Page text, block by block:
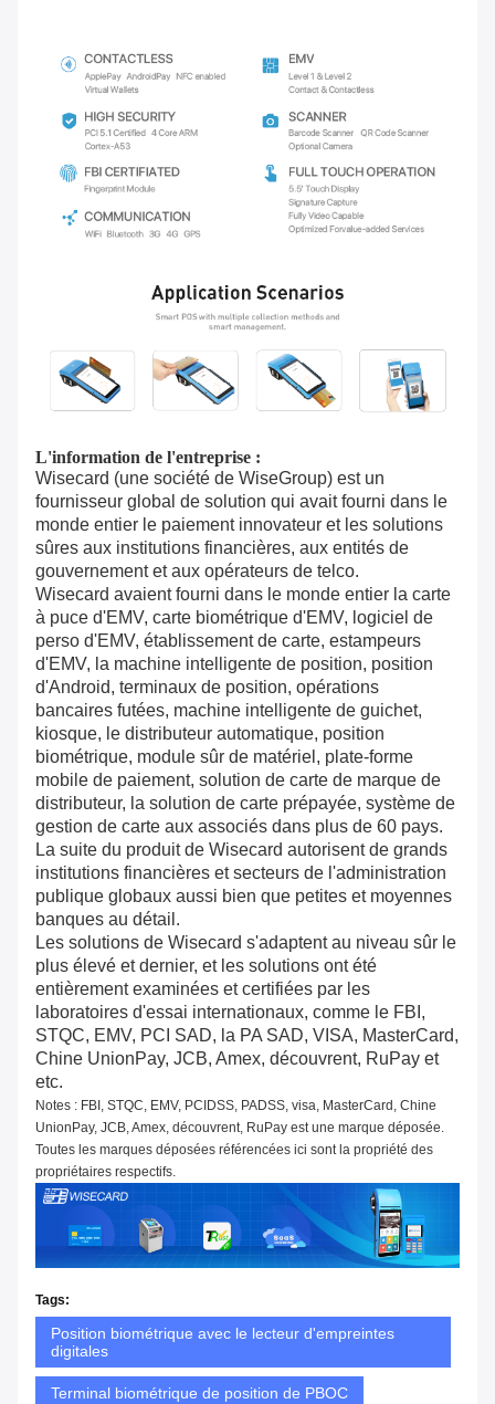
L'information de l'entreprise :
Wisecard (une société de WiseGroup) est un
fournisseur global de solution qui avait fourni dans le
monde entier le paiement innovateur et les solutions
sûres aux institutions financières, aux entités de
gouvernement et aux opérateurs de telco.
Wisecard avaient fourni dans le monde entier la carte
à puce d'EMV, carte biométrique d'EMV, logiciel de
perso d'EMV, établissement de carte, estampeurs
d'EMV, la machine intelligente de position, position
d'Android, terminaux de position, opérations
bancaires futées, machine intelligente de guichet,
kiosque, le distributeur automatique, position
biométrique, module sûr de matériel, plate-forme
mobile de paiement, solution de carte de marque de
distributeur, la solution de carte prépayée, système de
gestion de carte aux associés dans plus de 60 pays.
La suite du produit de Wisecard autorisent de grands
institutions financières et secteurs de l'administration
publique globaux aussi bien que petites et moyennes
banques au détail.
Les solutions de Wisecard s'adaptent au niveau sûr le
plus élevé et dernier, et les solutions ont été
entièrement examinées et certifiées par les
laboratoires d'essai internationaux, comme le FBI,
STQC, EMV, PCI SAD, la PA SAD, VISA, MasterCard,
Chine UnionPay, JCB, Amex, découvrent, RuPay et
etc.
Notes : FBI, STQC, EMV, PCIDSS, PADSS, visa, MasterCard, Chine
UnionPay, JCB, Amex, découvrent, RuPay est une marque déposée.
Toutes les marques déposées référencées ici sont la propriété des
propriétaires respectifs.
Tags:
Position biométrique avec le lecteur d'empreintes
digitales
Terminal biométrique de position de PBOC